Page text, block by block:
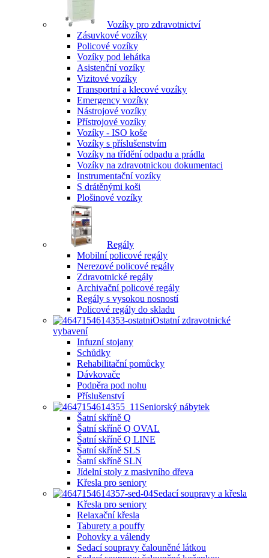
Vozíky pro zdravotnictví
Zásuvkové vozíky
Policové vozíky
Vozíky pod lehátka
Asistenční vozíky
Vizitové vozíky
Transportní a klecové vozíky
Emergency vozíky
Nástrojové vozíky
Přístrojové vozíky
Vozíky - ISO koše
Vozíky s příslušenstvím
Vozíky na třídění odpadu a prádla
Vozíky na zdravotnickou dokumentaci
Instrumentační vozíky
S drátěnými koši
Plošinové vozíky
Regály
Mobilní policové regály
Nerezové policové regály
Zdravotnické regály
Archivační policové regály
Regály s vysokou nosností
Policové regály do skladu
Ostatní zdravotnické
vybavení
Infuzní stojany
Schůdky
Rehabilitační pomůcky
Dávkovače
Podpěra pod nohu
Příslušenství
Seniorský nábytek
Šatní skříně Q
Šatní skříně Q OVAL
Šatní skříně Q LINE
Šatní skříně SLS
Šatní skříně SLN
Jídelní stoly z masivního dřeva
Křesla pro seniory
Sedací soupravy a křesla
Křesla pro seniory
Relaxační křesla
Taburety a pouffy
Pohovky a válendy
Sedací soupravy čalouněné látkou